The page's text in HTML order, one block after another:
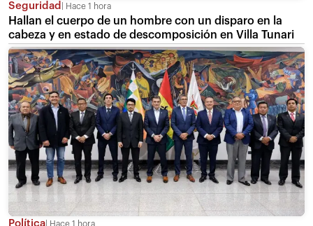
Seguridad Hace 1 hora
Hallan el cuerpo de un hombre con un disparo en la
cabeza y en estado de descomposición en Villa Tunari
Política Hace 1 hora